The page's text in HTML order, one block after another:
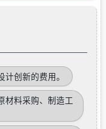
创新的费用。
材料采购、制造工